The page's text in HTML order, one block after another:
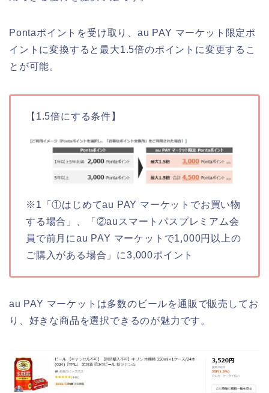
Pontaポイントを受け取り、au PAY マーケット限定ポ
イントに変換すると最大1.5倍のポイントに変更するこ
とが可能。
【1.5倍にする条件】
※1「①はじめてau PAY マーケットでお買い物
する場合」、「②auスマートパスプレミアム会
員で前月にau PAY マーケットで1,000円以上の
ご購入がある場合」に3,000ポイント
au PAY マーケットは多数のビールを通販で販売してお
り、好きな商品を選択できるのが魅力です。